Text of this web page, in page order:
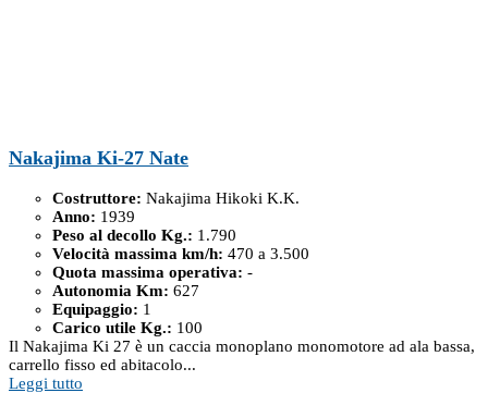
Nakajima Ki-27 Nate
Costruttore: Nakajima Hikoki K.K.
Anno: 1939
Peso al decollo Kg.: 1.790
Velocità massima km/h: 470 a 3.500
Quota massima operativa: -
Autonomia Km: 627
Equipaggio: 1
Carico utile Kg.: 100
Il Nakajima Ki 27 è un caccia monoplano monomotore ad ala bassa,
carrello fisso ed abitacolo...
Leggi tutto